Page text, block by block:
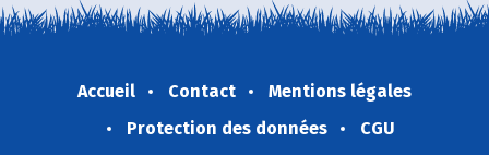
Accueil Contact
Mentions légales
Protection des données
CGU